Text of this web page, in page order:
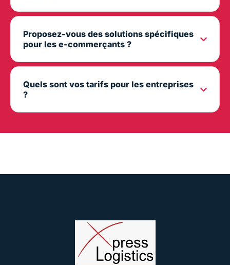
Proposez-vous des solutions spécifiques
pour les e-commerçants ?
Quels sont vos tarifs pour les entreprises
?